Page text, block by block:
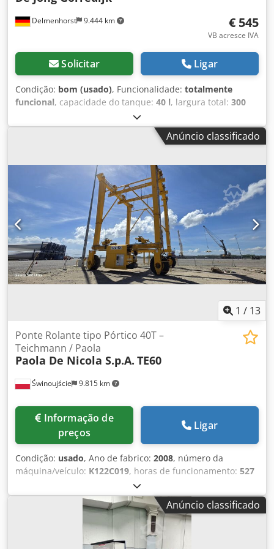
Delmenhorst 9.444 km € 545
VB acresce IVA
Solicitar Ligar
Condição: bom (usado), Funcionalidade: totalmente
funcional, capacidade do tanque: 40 l, largura total: 300
, material de parede:
inoxidável, pressão de funcionamento:5 barra,
, Tanque de pressão em aço
Indústria farmacêutica Volume: 40 L Tipo: Vertical em
carrinho móvel Altura das rodas: 80 mm Material (em
contato com o produto): 1.4301 / AISI 304 Execução: Parede
simples Tampa tipo domo: 80x97 mm Pressão de operação
conforme placa de identificação: 5 Bar Dimensões do
tanque: Diâmetro externo: 300 mm Altura cilíndrica: 500
mm Altura total: 930 mm Largura total: 450 mm
Comprimento total: 470 mm Materiais: Interior: 1.4301 /
AISI 304 Exterior: 1.4301 / AISI 304 Csdpfsza Eicjx Ai Seha
Equipamentos: Placa de identificação: Sim
Anúncio classificado
1 / 13
Świnoujście 9.815 km
Ponte Rolante tipo Pórtico 40T –
Teichmann / Paola
Paola De Nicola S.p.A. TE60
preços
Ligar
Condição: usado, Ano de fabrico: 2008, número da
máquina/veículo: K122C019, horas de funcionamento: 527
, Pórtico rolante 40T – Teichmann / Paola De Nicola À
venda pórtico rolante com capacidade de elevação de 40
toneladas, após modernização completa realizada em 2025
pela Teichmann GmbH. A máquina está totalmente
operacional, com todas as licenças atuais e documentação
Anúncio classificado